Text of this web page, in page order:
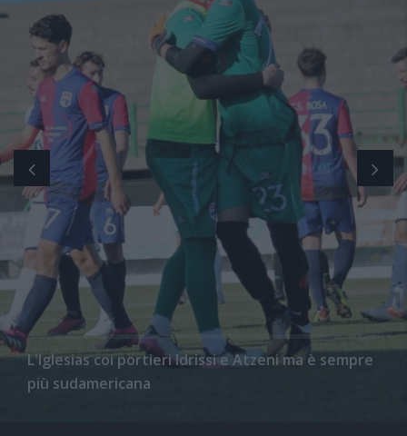
L'Iglesias coi portieri Idrissi e Atzeni ma è sempre
più sudamericana